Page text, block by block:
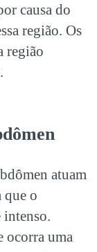
causa do
região. Os
região
atuam
que o
intenso.
ocorra uma